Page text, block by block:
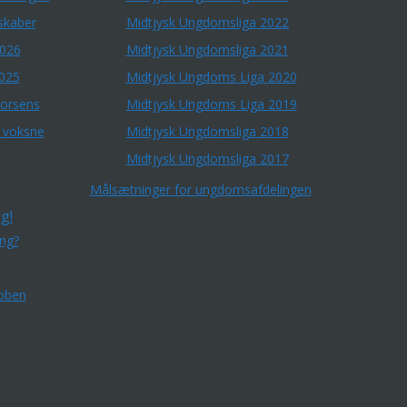
Midtjysk Ungdomsliga 2022
Midtjysk Ungdomsliga 2021
Midtjysk Ungdoms Liga 2020
Midtjysk Ungdoms Liga 2019
Midtjysk Ungdomsliga 2018
Midtjysk Ungdomsliga 2017
Målsætninger for ungdomsafdelingen